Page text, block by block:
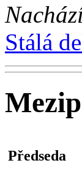
Stálá
Předseda